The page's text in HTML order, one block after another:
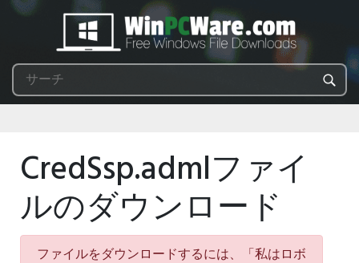
CredSsp.admlファイ
ルのダウンロード
ファイルをダウンロードするには、「私はロボ